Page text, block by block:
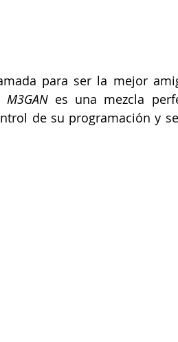
para ser la mejor
M3GAN es una mezcla
de su programación y